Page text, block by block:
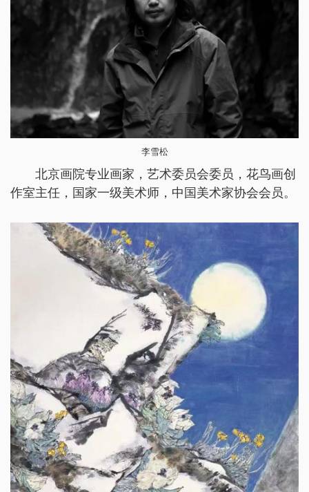
李雪松
北京画院专业画家，艺术委员会委员，花鸟画创
作室主任，国家一级美术师，中国美术家协会会员。